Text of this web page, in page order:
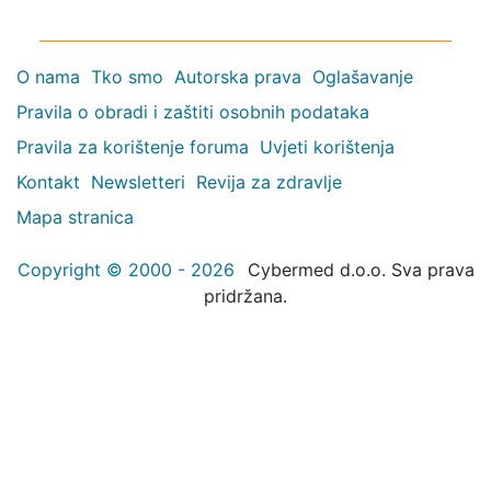
O nama Tko smo Autorska prava Oglašavanje
Pravila o obradi i zaštiti osobnih podataka
Pravila za korištenje foruma Uvjeti korištenja
Kontakt Newsletteri Revija za zdravlje
Mapa stranica
Copyright © 2000 - 2026
Cybermed d.o.o. Sva prava
pridržana.